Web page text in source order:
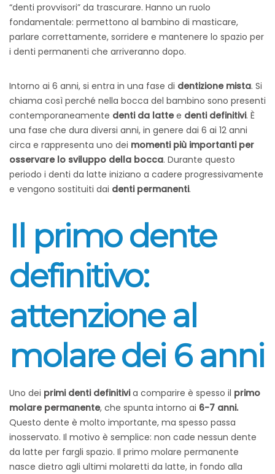
“denti provvisori” da trascurare. Hanno un ruolo
fondamentale: permettono al bambino di masticare,
parlare correttamente, sorridere e mantenere lo spazio per
i denti permanenti che arriveranno dopo.
Intorno ai 6 anni, si entra in una fase di dentizione mista. Si
chiama così perché nella bocca del bambino sono presenti
contemporaneamente denti da lattee denti definitivi. È
una fase che dura diversi anni, in genere dai 6 ai 12 anni
circa e rappresenta uno dei momenti più importanti per
osservare lo sviluppo della bocca. Durante questo
periodo i denti da latte iniziano a cadere progressivamente
e vengono sostituiti dai denti permanenti.
Il primo dente
definitivo:
attenzione al
molare dei 6 anni
Uno dei primi denti definitivia comparire è spesso il primo
molare permanente, che spunta intorno ai 6-7 anni.
Questo dente è molto importante, ma spesso passa
inosservato. Il motivo è semplice: non cade nessun dente
da latte per fargli spazio. Il primo molare permanente
nasce dietro agli ultimi molaretti da latte, in fondo alla